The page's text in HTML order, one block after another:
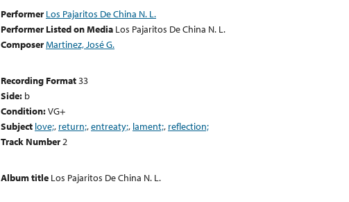
Performer Los Pajaritos De China N. L.
Performer Listed on Media Los Pajaritos De China N. L.
ComposerMartinez, José G.
Recording Format33
Side: b
Condition:VG+
Subject love;, return;,entreaty;, lament;, reflection;
Track Number2
Album title Los Pajaritos De China N. L.